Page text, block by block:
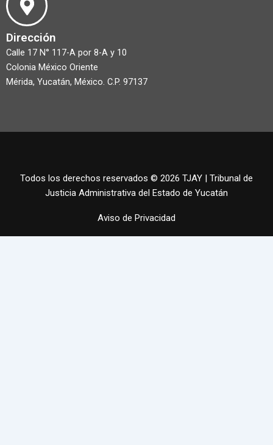
Dirección
Calle 17 N° 117-A por 8-A y 10
Colonia México Oriente
Mérida, Yucatán, México. C.P. 97137
Todos los derechos reservados © 2026 TJAY | Tribunal de
Justicia Administrativa del Estado de Yucatán
Aviso de Privacidad